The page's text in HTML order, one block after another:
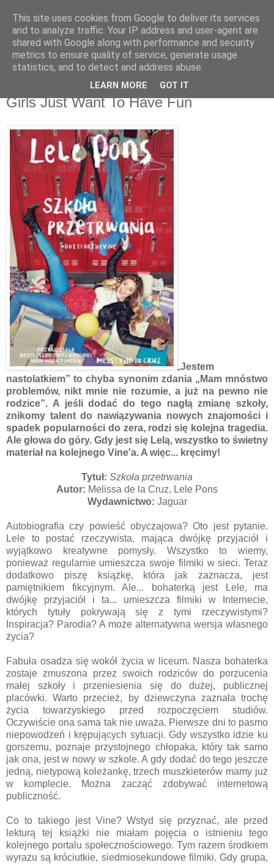
Recenzje na widelcu
Portal kulturalny - książki, recenzje, inspiracje, konkursy.
czwartek, 16 czerwca 2016
Girls Just Want To Have Fun
„Jestem
nastolatkiem” to chyba synonim zdania „Mam mnóstwo
problemów, nikt mnie nie rozumie, a już na pewno nie
rodzice”. A jeśli dodać do tego nagłą zmianę szkoły,
znikomy talent do nawiązywania nowych znajomości i
spadek popularności do zera, rodzi się kolejna tragedia.
Ale głowa do góry. Gdy jest się Lelą, wszystko to świetny
materiał na kolejnego Vine'a. A więc... kręcimy!
Tytuł: Szkoła przetrwania
Autor: Melissa de la Cruz, Lele Pons
Wydawnictwo: Jaguar
Autobiografia czy powieść obyczajowa? Oto jest pytanie.
Lele to postać rzeczywista, mająca dwójkę przyjaciół i
wyjątkowo kreatywne pomysły. Wszystko to wiemy,
ponieważ regularnie umieszcza swoje filmiki w sieci. Teraz
dodatkowo piszę książkę, która jak zaznacza, jest
pamiętnikiem fikcyjnym. Ale... bohaterką jest Lele, ma
dwójkę przyjaciół i ta... umieszcza filmiki w Internecie,
których tytuły pokrywają się z tymi rzeczywistymi?
Inspiracja? Parodia? A może alternatywna wersja własnego
życia?
Fabuła osadza się wokół życia w liceum. Nasza bohaterka
zostaje zmuszona przez swoich rodziców do porzucenia
małej szkoły i przeniesienia się do dużej, publicznej
placówki. Warto przecież, by dziewczyna zaznała trochę
życia towarzyskiego przed rozpoczęciem studiów.
Oczywiście ona sama tak nie uważa. Pierwsze dni to pasmo
niepowodzeń i krępujących sytuacji. Gdy wszystko idzie ku
gorszemu, poznaje przystojnego chłopaka, który tak samo
jak ona, jest w nowy w szkole. A gdy dodać do tego jeszcze
jedną, nietypową koleżankę, trzech muszkieterów mamy już
w komplecie. Można zacząć zdobywać internetową
publiczność.
Co to takiego jest Vine? Wstyd się przyznać, ale przed
lekturą tej książki nie miałam pojęcia o istnieniu tego
kolejnego portalu społecznościowego. Tym razem środkiem
wyrazu są króciutkie, siedmiosekundowe filmiki. Gdy grupa,
This site uses cookies from Google to deliver its services
and to analyze traffic. Your IP address and user-agent are
shared with Google along with performance and security
metrics to ensure quality of service, generate usage
statistics, and to detect and address abuse.
LEARN MORE GOT IT